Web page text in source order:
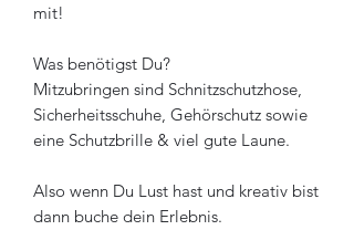
mit!
Was benötigst Du?
Mitzubringen sind Schnitzschutzhose,
Sicherheitsschuhe, Gehörschutz sowie
eine Schutzbrille & viel gute Laune.
Also wenn Du Lust hast und kreativ bist
dann buche dein Erlebnis.